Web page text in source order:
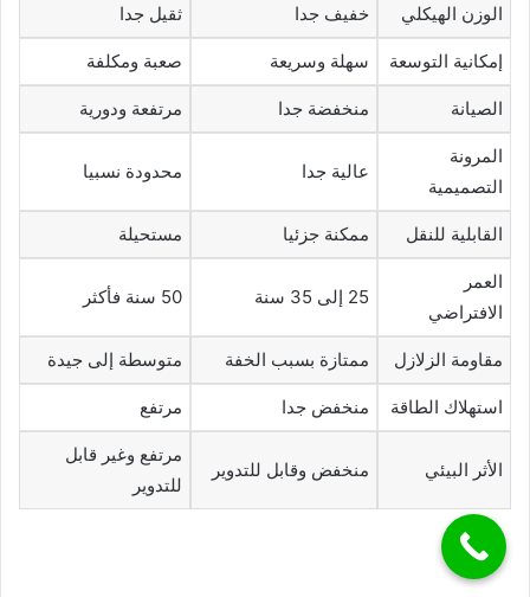
الوزن الهيكلي خفيف جدا ثقيل جدا
إمكانية التوسعة سهلة وسريعة صعبة ومكلفة
الصيانة منخفضة جدا مرتفعة ودورية
المرونة
التصميمية
عالية جدا محدودة نسبيا
القابلية للنقل ممكنة جزئيا مستحيلة
العمر
الافتراضي
25 إلى 35 سنة 50 سنة فأكثر
مقاومة الزلازل ممتازة بسبب الخفة متوسطة إلى جيدة
استهلاك الطاقة منخفض جدا مرتفع
الأثر البيئي منخفض وقابل للتدوير
مرتفع وغير قابل
للتدوير